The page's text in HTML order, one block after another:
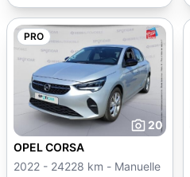
PRO
20
OPEL CORSA
2022 - 24228 km - Manuelle